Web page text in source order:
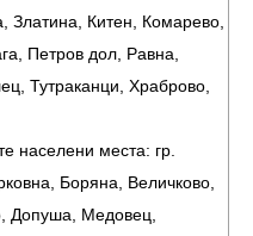
Златина, Китен, Комарево,
Петров дол, Равна,
Тутраканци, Храброво,
населени места: гр.
Боряна, Величково,
Допуша, Медовец,